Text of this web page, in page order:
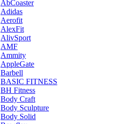
AbCoaster
Adidas
Aerofit
AlexFit
AlivSport
AMF
Ammity
AppleGate
Barbell
BASIC FITNESS
BH Fitness
Body Craft
Body Sculpture
Body Solid